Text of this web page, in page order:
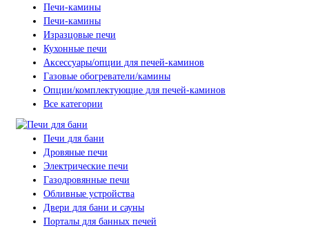
Печи-камины
Печи-камины
Изразцовые печи
Кухонные печи
Аксессуары/опции для печей-каминов
Газовые обогреватели/камины
Опции/комплектующие для печей-каминов
Все категории
Печи для бани
Дровяные печи
Электрические печи
Газодровянные печи
Обливные устройства
Двери для бани и сауны
Порталы для банных печей